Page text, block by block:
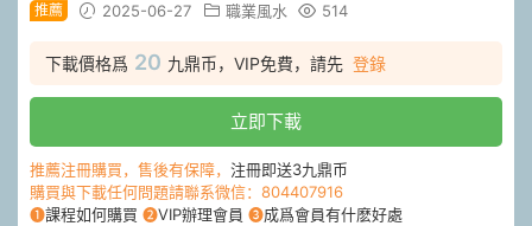
推薦 2025-06-27 職業風水 514
下載價格爲 20 九鼎币，VIP免費，請先 登錄
立即下載
推薦注冊購買，售後有保障， 注冊即送3九鼎币
購買與下載任何問題請聯系微信：804407916
❶課程如何購買 ❷VIP辦理會員 ❸成爲會員有什麽好處